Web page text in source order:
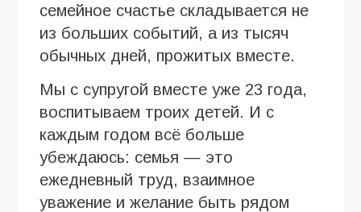
семейное счастье складывается не
из больших событий, а из тысяч
обычных дней, прожитых вместе.
Мы с супругой вместе уже 23 года,
воспитываем троих детей. И с
каждым годом всё больше
убеждаюсь: семья — это
ежедневный труд, взаимное
уважение и желание быть рядом